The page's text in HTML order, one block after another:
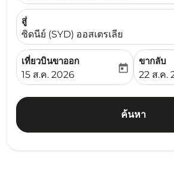
สู่
ซิดนีย์ (SYD) ออสเตรเลีย
เที่ยวบินขาออก
fc-booking-departure-date-aria-
15 ส.ค. 2026
today
ขากลับ
fc-
22 ส.ค.
ค้นหา